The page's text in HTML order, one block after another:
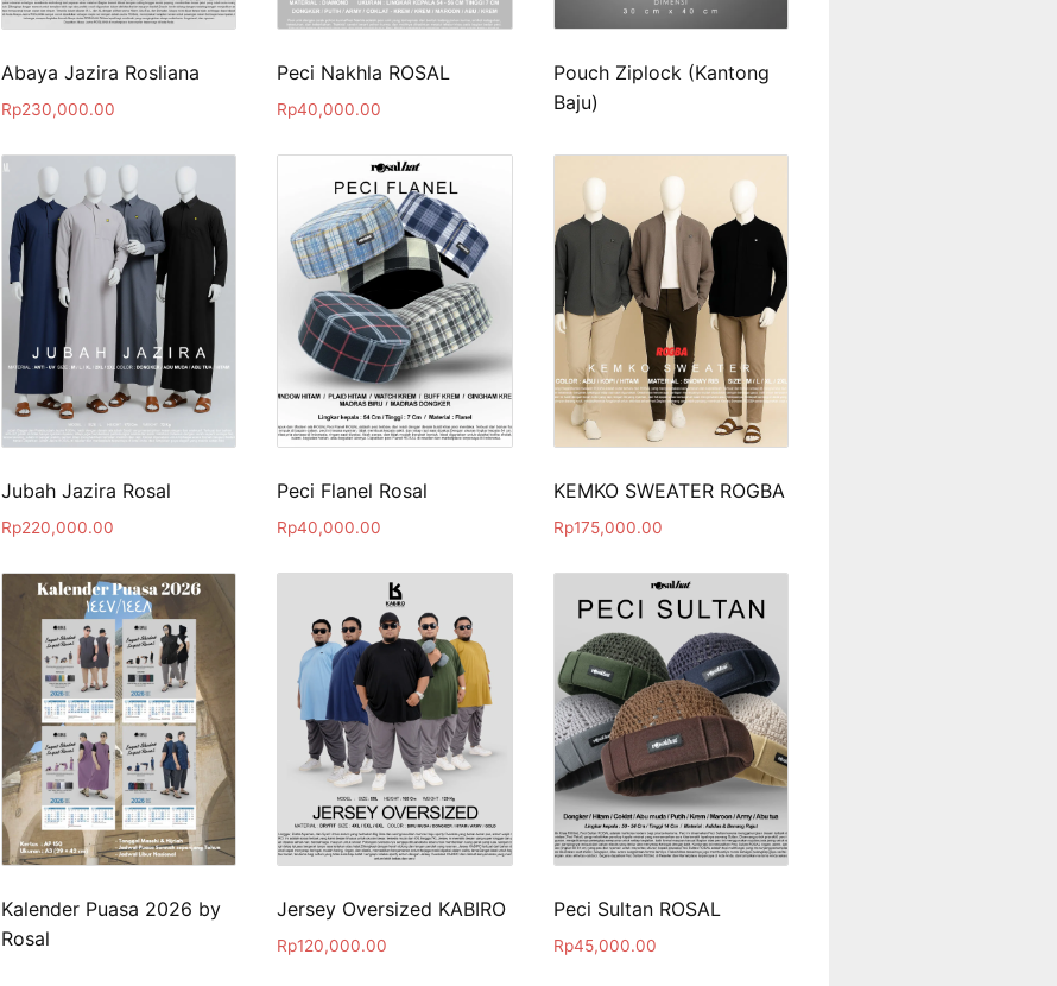
Abaya Jazira Rosliana
Rp230,000.00
Peci Nakhla ROSAL
Rp40,000.00
Pouch Ziplock (Kantong
Baju)
Jubah Jazira Rosal
Rp220,000.00
Peci Flanel Rosal
Rp40,000.00
KEMKO SWEATER ROGBA
Rp175,000.00
Kalender Puasa 2026 by
Rosal
Jersey Oversized KABIRO
Rp120,000.00
Peci Sultan ROSAL
Rp45,000.00